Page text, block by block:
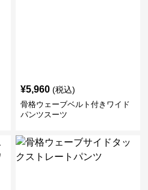
¥5,960 (税込)
骨格ウェーブベルト付きワイド
パンツスーツ